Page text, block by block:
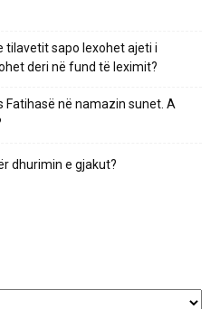
tilavetit sapo lexohet ajeti i
deri në fund të leximit?
Fatihasë në namazin sunet. A
dhurimin e gjakut?